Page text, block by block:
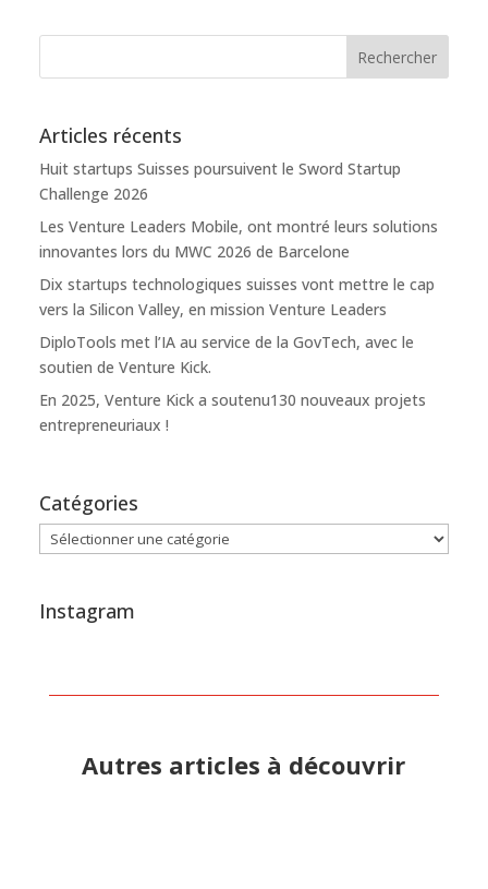
Articles récents
Huit startups Suisses poursuivent le Sword Startup
Challenge 2026
Les Venture Leaders Mobile, ont montré leurs solutions
innovantes lors du MWC 2026 de Barcelone
Dix startups technologiques suisses vont mettre le cap
vers la Silicon Valley, en mission Venture Leaders
DiploTools met l’IA au service de la GovTech, avec le
soutien de Venture Kick.
En 2025, Venture Kick a soutenu130 nouveaux projets
entrepreneuriaux !
Catégories
Catégories
Instagram
Autres articles à découvrir